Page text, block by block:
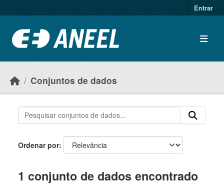
Entrar
Conjuntos de dados
Ordenar por
1 conjunto de dados encontrado